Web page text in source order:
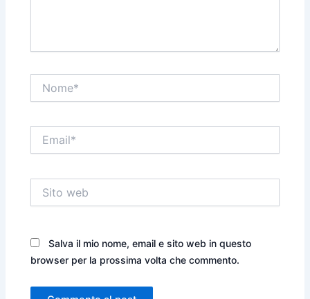
web
Salva il mio nome, email e sito web in questo
browser per la prossima volta che commento.